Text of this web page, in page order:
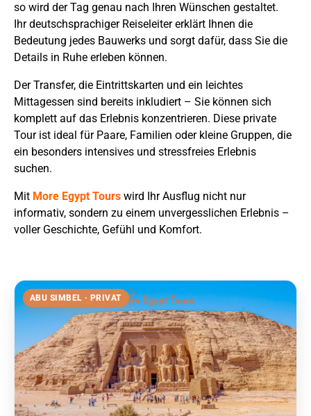
so wird der Tag genau nach Ihren Wünschen gestaltet.
Ihr deutschsprachiger Reiseleiter erklärt Ihnen die
Bedeutung jedes Bauwerks und sorgt dafür, dass Sie die
Details in Ruhe erleben können.
Der Transfer, die Eintrittskarten und ein leichtes
Mittagessen sind bereits inkludiert – Sie können sich
komplett auf das Erlebnis konzentrieren. Diese private
Tour ist ideal für Paare, Familien oder kleine Gruppen, die
ein besonders intensives und stressfreies Erlebnis
suchen.
Mit More Egypt Tours wird Ihr Ausflug nicht nur
informativ, sondern zu einem unvergesslichen Erlebnis –
voller Geschichte, Gefühl und Komfort.
ABU SIMBEL · PRIVAT